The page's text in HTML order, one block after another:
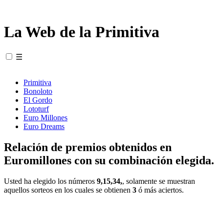
La Web de la Primitiva
☰
Primitiva
Bonoloto
El Gordo
Lototurf
Euro Millones
Euro Dreams
Relación de premios obtenidos en
Euromillones con su combinación elegida.
Usted ha elegido los números 9,15,34,, solamente se muestran
aquellos sorteos en los cuales se obtienen 3 ó más aciertos.